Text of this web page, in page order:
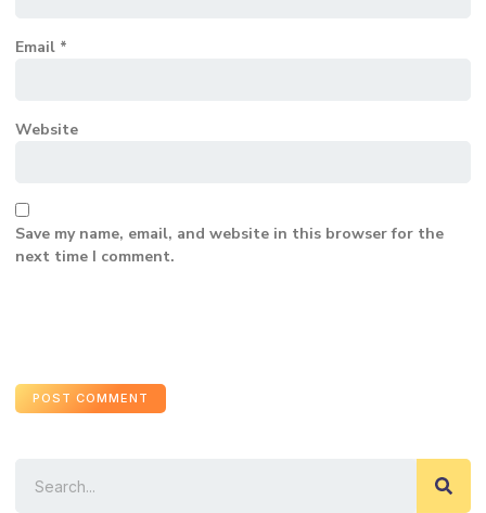
Email *
Website
Save my name, email, and website in this browser for the
next time I comment.